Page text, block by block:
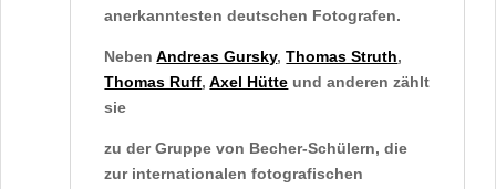
anerkanntesten deutschen Fotografen.
NebenAndreas Gursky,Thomas Struth,
Thomas Ruff,Axel Hütte und anderen zählt
sie
zu der Gruppe von Becher-Schülern, die
zur internationalen fotografischen